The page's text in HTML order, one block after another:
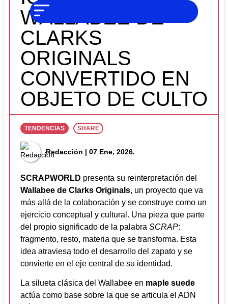
Tendencias
Entrevistas
Foodie
Cultura
Mix
series
Del
Música
PERO IGUAL
WALLABEE DE
CLARKS
ORIGINALS
CONVERTIDO EN
OBJETO DE CULTO
TENDENCIAS SHARE
Redacción | 07 Ene, 2026.
SCRAPWORLD presenta su reinterpretación del
Wallabee de Clarks Originals, un proyecto que va
más allá de la colaboración y se construye como un
ejercicio conceptual y cultural. Una pieza que parte
del propio significado de la palabra SCRAP:
fragmento, resto, materia que se transforma. Esta
idea atraviesa todo el desarrollo del zapato y se
convierte en el eje central de su identidad.
La silueta clásica del Wallabee en maple suede
actúa como base sobre la que se articula el ADN